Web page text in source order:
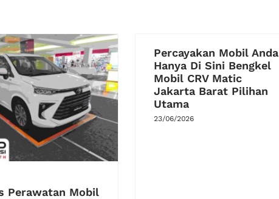
Perawatan Mobil
Percayakan Mobil Anda
Hanya Di Sini Bengkel
Mobil CRV Matic
Jakarta Barat Pilihan
Utama
23/06/2026